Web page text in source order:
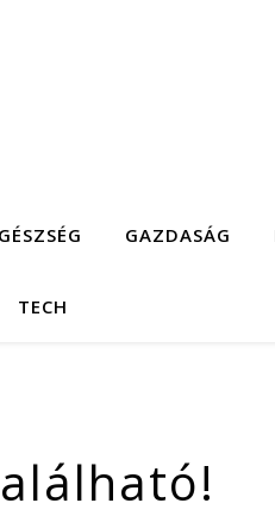
GAZDASÁG
TECH